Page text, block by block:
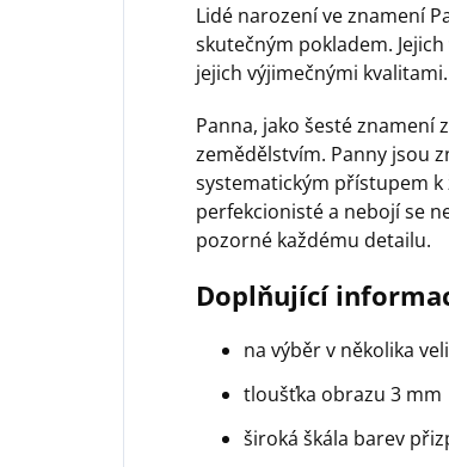
Lidé narození ve znamení
skutečným pokladem.
jejich výjimečnými
Panna, jako šesté znamení
zemědělstvím. Panny jsou
systematickým přístupem
perfekcionisté a nebojí se
pozorné každému detailu.
Doplňující
na výběr v několika
tloušťka obrazu 3 mm
široká škála barev